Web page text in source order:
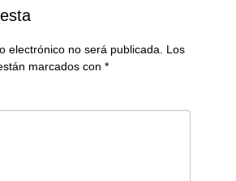
electrónico no será publicada.
Los
marcados con *